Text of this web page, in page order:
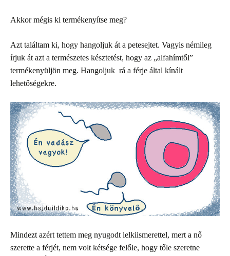
Akkor mégis ki termékenyítse meg?
Azt találtam ki, hogy hangoljuk át a petesejtet. Vagyis némileg
írjuk át azt a természetes késztetést, hogy az „alfahímtől”
termékenyüljön meg. Hangoljuk rá a férje által kínált
lehetőségekre.
Mindezt azért tettem meg nyugodt lelkiismerettel, mert a nő
szerette a férjét, nem volt kétsége felőle, hogy tőle szeretne